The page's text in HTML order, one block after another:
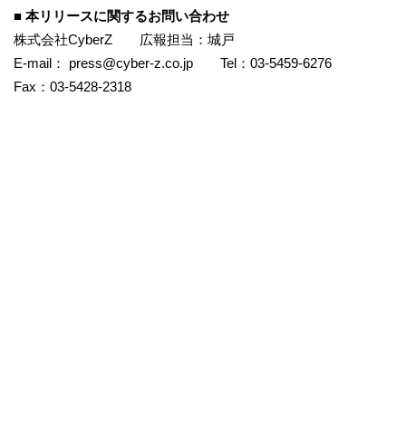
■ 本リリースに関するお問い合わせ
株式会社CyberZ 広報担当：城戸
E-mail： press@cyber-z.co.jp Tel：03-5459-6276
Fax：03-5428-2318